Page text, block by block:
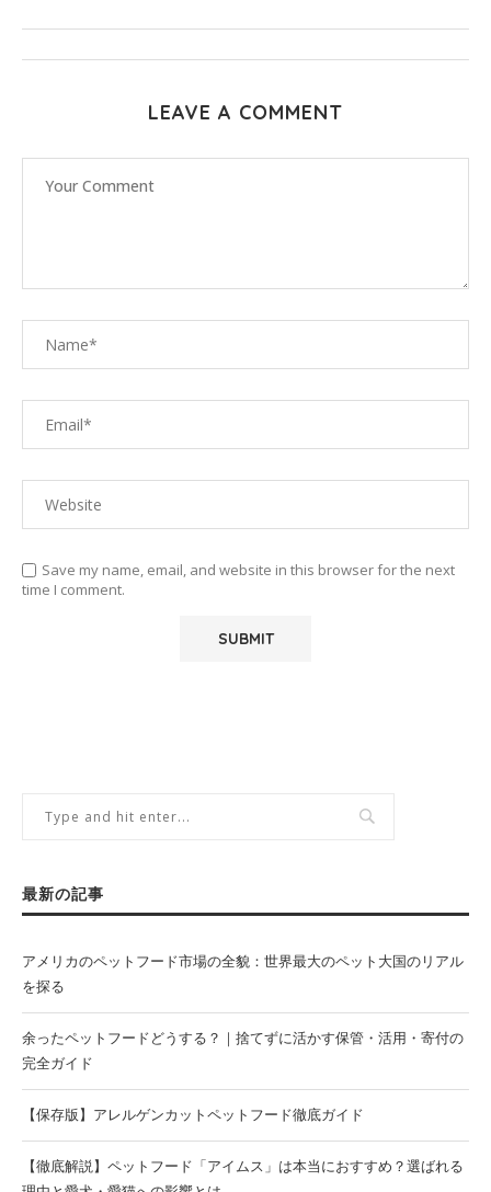
LEAVE A COMMENT
Save my name, email, and website in this browser for the next
time I comment.
最新の記事
アメリカのペットフード市場の全貌：世界最大のペット大国のリアル
を探る
余ったペットフードどうする？｜捨てずに活かす保管・活用・寄付の
完全ガイド
【保存版】アレルゲンカットペットフード徹底ガイド
【徹底解説】ペットフード「アイムス」は本当におすすめ？選ばれる